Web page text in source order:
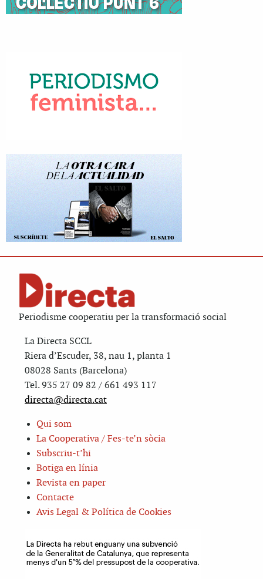
Periodisme cooperatiu per la transformació social
La Directa SCCL
Riera d’Escuder, 38, nau 1, planta 1
08028 Sants (Barcelona)
Tel. 935 27 09 82 / 661 493 117
directa@directa.cat
Qui som
La Cooperativa / Fes-te’n sòcia
Subscriu-t’hi
Botiga en línia
Revista en paper
Contacte
Avis Legal & Política de Cookies